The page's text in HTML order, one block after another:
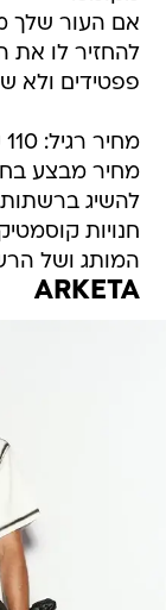
אם העור שלך
להחזיר לו את
פפטידים ולא
מחיר רגיל: 110 ש"ח
מחיר מבצע בחודש מאי:
להשיג
חנויות
המותג ושל
ARKETA